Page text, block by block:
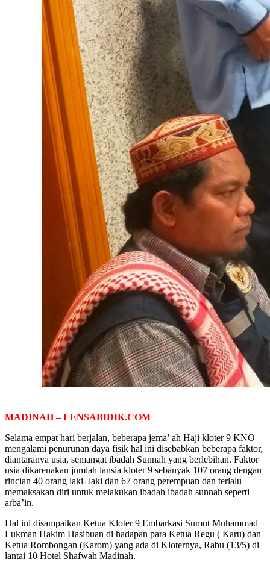
MADINAH – LENSABIDIK.COM
Selama empat hari berjalan, beberapa jema’ ah Haji kloter 9 KNO
mengalami penurunan daya fisik hal ini disebabkan beberapa faktor,
diantaranya usia, semangat ibadah Sunnah yang berlebihan. Faktor
usia dikarenakan jumlah lansia kloter 9 sebanyak 107 orang dengan
rincian 40 orang laki- laki dan 67 orang perempuan dan terlalu
memaksakan diri untuk melakukan ibadah ibadah sunnah seperti
arba’in.
Hal ini disampaikan Ketua Kloter 9 Embarkasi Sumut Muhammad
Lukman Hakim Hasibuan di hadapan para Ketua Regu ( Karu) dan
Ketua Rombongan (Karom) yang ada di Kloternya, Rabu (13/5) di
lantai 10 Hotel Shafwah Madinah.